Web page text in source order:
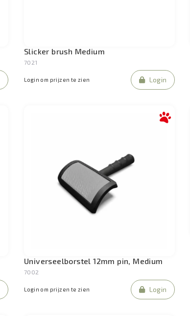
Slicker brush Medium
7021
Login om prijzen te zien Login
Universeelborstel 12mm pin, Medium
7002
Login om prijzen te zien Login